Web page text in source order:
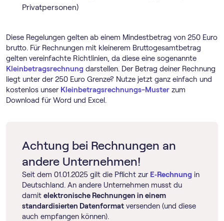
Privatpersonen)
Diese Regelungen gelten ab einem Mindestbetrag von 250 Euro
brutto. Für Rechnungen mit kleinerem Bruttogesamtbetrag
gelten vereinfachte Richtlinien, da diese eine sogenannte
Kleinbetragsrechnung darstellen. Der Betrag deiner Rechnung
liegt unter der 250 Euro Grenze? Nutze jetzt ganz einfach und
kostenlos unser Kleinbetragsrechnungs-Muster zum
Download für Word und Excel.
Achtung bei Rechnungen an
andere Unternehmen!
Seit dem 01.01.2025 gilt die Pflicht zur E‑Rechnung in
Deutschland. An andere Unternehmen musst du
damit elektronische Rechnungen in einem
standardisierten Datenformat versenden (und diese
auch empfangen können).